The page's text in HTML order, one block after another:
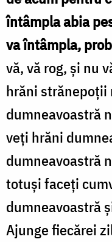
întâmpla abia
va întâmpla,
vă, vă rog, şi nu
hrăni
dumneavoastră
veţi hrăni
dumneavoastră
totuşi faceţi
dumneavoastră
Ajunge fiecărei